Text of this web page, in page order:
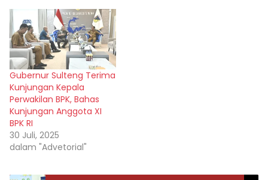
Gubernur Sulteng Terima
Kunjungan Kepala
Perwakilan BPK, Bahas
Kunjungan Anggota XI
BPK RI
30 Juli, 2025
dalam "Advetorial"